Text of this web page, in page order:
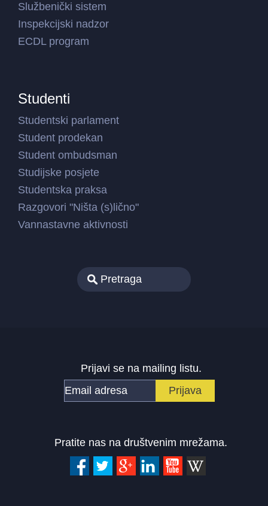
Službenički sistem
Inspekcijski nadzor
ECDL program
Studenti
Studentski parlament
Student prodekan
Student ombudsman
Studijske posjete
Studentska praksa
Razgovori "Ništa (s)lično"
Vannastavne aktivnosti
Prijavi se na mailing listu.
Pratite nas na društvenim mrežama.